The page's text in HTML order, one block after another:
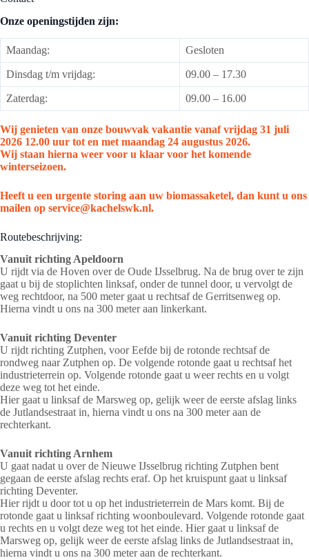
Onze openingstijden zijn:
Maandag: Gesloten
Dinsdag t/m vrijdag: 09.00 – 17.30
Zaterdag: 09.00 – 16.00
Wij genieten van onze bouwvak vakantie vanaf vrijdag 31 juli
2026 12.00 uur tot en met maandag 24 augustus 2026.
Wij staan hierna weer voor u klaar voor het komende
winterseizoen.
Heeft u een urgente storing aan uw biomassaketel, dan kunt u ons
mailen op service@kachelswk.nl.
Routebeschrijving:
Vanuit richting Apeldoorn
U rijdt via de Hoven over de Oude IJsselbrug. Na de brug over te zijn
gaat u bij de stoplichten linksaf, onder de tunnel door, u vervolgt de
weg rechtdoor, na 500 meter gaat u rechtsaf de Gerritsenweg op.
Hierna vindt u ons na 300 meter aan linkerkant.
Vanuit richting Deventer
U rijdt richting Zutphen, voor Eefde bij de rotonde rechtsaf de
rondweg naar Zutphen op. De volgende rotonde gaat u rechtsaf het
industrieterrein op. Volgende rotonde gaat u weer rechts en u volgt
deze weg tot het einde.
Hier gaat u linksaf de Marsweg op, gelijk weer de eerste afslag links
de Jutlandsestraat in, hierna vindt u ons na 300 meter aan de
rechterkant.
Vanuit richting Arnhem
U gaat nadat u over de Nieuwe IJsselbrug richting Zutphen bent
gegaan de eerste afslag rechts eraf. Op het kruispunt gaat u linksaf
richting Deventer.
Hier rijdt u door tot u op het industrieterrein de Mars komt. Bij de
rotonde gaat u linksaf richting woonboulevard. Volgende rotonde gaat
u rechts en u volgt deze weg tot het einde. Hier gaat u linksaf de
Marsweg op, gelijk weer de eerste afslag links de Jutlandsestraat in,
hierna vindt u ons na 300 meter aan de rechterkant.